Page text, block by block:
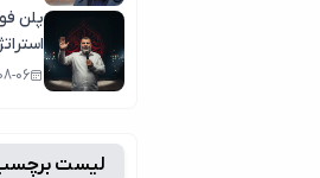
پلن
06
لیست